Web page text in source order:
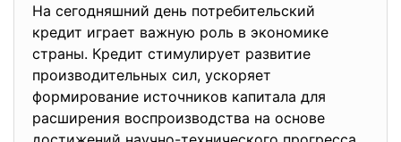
На сегодняшний день потребительский
кредит играет важную роль в экономике
страны. Кредит стимулирует развитие
производительных сил, ускоряет
формирование источников капитала для
расширения воспроизводства на основе